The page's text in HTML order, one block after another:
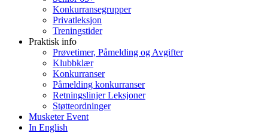
Konkurransegrupper
Privatleksjon
Treningstider
Praktisk info
Prøvetimer, Påmelding og Avgifter
Klubbklær
Konkurranser
Påmelding konkurranser
Retningslinjer Leksjoner
Støtteordninger
Musketer Event
In English